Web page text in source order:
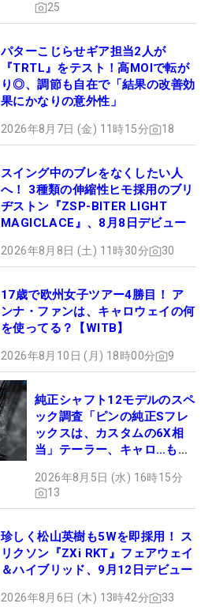
25
パターこじらせギア担当2人が
『TRTL』をテスト！高MOIで転が
り◎、調節も自在で「結果の改善効
果にかなりの意外性」
2026年8月7日 (金) 11時15分 18
スイング中のブレをなくしたい人
へ！ 3種類の伸縮性ヒモ採用のブリ
ヂストン『ZSP-BITER LIGHT
MAGICLACE』、8月8日デビュー
2026年8月8日 (土) 11時30分 30
17歳で欧州女子ツアー4勝目！ ア
ンナ・ファンは、キャロウェイの何
を使ってる？【WITB】
2026年8月10日 (月) 18時00分 9
純正シャフト12モデルのスペ
ック調査「ピンの純正Sフレ
ックスは、カスタムの6X相
当」テーラー、キャロ…もチ
2026年8月5日 (水) 16時15分
13
珍しく松山英樹も5Wを即採用！ ス
リクソン『ZXi RKT』フェアウェイ
＆ハイブリッド、9月12日デビュー
2026年8月6日 (木) 13時42分 33